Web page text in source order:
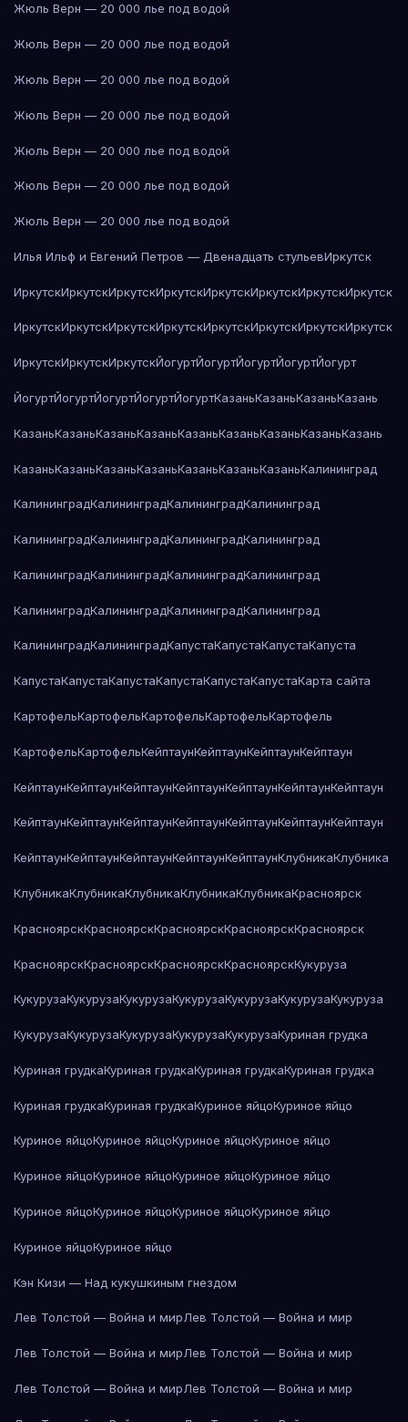
Жюль Верн — 20 000 лье под водой
Жюль Верн — 20 000 лье под водой
Жюль Верн — 20 000 лье под водой
Жюль Верн — 20 000 лье под водой
Жюль Верн — 20 000 лье под водой
Жюль Верн — 20 000 лье под водой
Жюль Верн — 20 000 лье под водой
Илья Ильф и Евгений Петров — Двенадцать стульевИркутск
ИркутскИркутскИркутскИркутскИркутскИркутскИркутскИркутск
ИркутскИркутскИркутскИркутскИркутскИркутскИркутскИркутск
ИркутскИркутскИркутскЙогуртЙогуртЙогуртЙогуртЙогурт
ЙогуртЙогуртЙогуртЙогуртЙогуртКазаньКазаньКазаньКазань
КазаньКазаньКазаньКазаньКазаньКазаньКазаньКазаньКазань
КазаньКазаньКазаньКазаньКазаньКазаньКазаньКалининград
КалининградКалининградКалининградКалининград
КалининградКалининградКалининградКалининград
КалининградКалининградКалининградКалининград
КалининградКалининградКалининградКалининград
КалининградКалининградКапустаКапустаКапустаКапуста
КапустаКапустаКапустаКапустаКапустаКапустаКарта сайта
КартофельКартофельКартофельКартофельКартофель
КартофельКартофельКейптаунКейптаунКейптаунКейптаун
КейптаунКейптаунКейптаунКейптаунКейптаунКейптаунКейптаун
КейптаунКейптаунКейптаунКейптаунКейптаунКейптаунКейптаун
КейптаунКейптаунКейптаунКейптаунКейптаунКлубникаКлубника
КлубникаКлубникаКлубникаКлубникаКлубникаКрасноярск
КрасноярскКрасноярскКрасноярскКрасноярскКрасноярск
КрасноярскКрасноярскКрасноярскКрасноярскКукуруза
КукурузаКукурузаКукурузаКукурузаКукурузаКукурузаКукуруза
КукурузаКукурузаКукурузаКукурузаКукурузаКуриная грудка
Куриная грудкаКуриная грудкаКуриная грудкаКуриная грудка
Куриная грудкаКуриная грудкаКуриное яйцоКуриное яйцо
Куриное яйцоКуриное яйцоКуриное яйцоКуриное яйцо
Куриное яйцоКуриное яйцоКуриное яйцоКуриное яйцо
Куриное яйцоКуриное яйцоКуриное яйцоКуриное яйцо
Куриное яйцоКуриное яйцо
Кэн Кизи — Над кукушкиным гнездом
Лев Толстой — Война и мирЛев Толстой — Война и мир
Лев Толстой — Война и мирЛев Толстой — Война и мир
Лев Толстой — Война и мирЛев Толстой — Война и мир